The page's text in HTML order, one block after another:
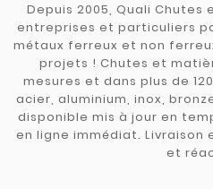
Depuis 2005, Quali Chutes
entreprises et particuliers
métaux ferreux et non
projets ! Chutes et
mesures et dans plus de
acier, aluminium, inox,
disponible mis à jour en
en ligne immédiat. Livraison
et